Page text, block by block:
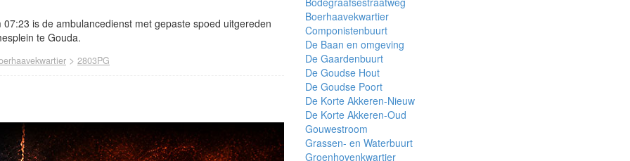
is de ambulancedienst met gepaste spoed uitgereden
te Gouda.
> 2803PG
Boerhaavekwartier
Componistenbuurt
De Baan en omgeving
De Gaardenbuurt
De Goudse Hout
De Goudse Poort
De Korte Akkeren-Nieuw
De Korte Akkeren-Oud
Gouwestroom
Grassen- en Waterbuurt
Groenhovenkwartier